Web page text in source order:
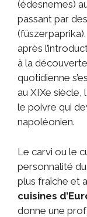
(édesnemes)
passant par
(füszerpaprika).
après
à la
quotidienne
au XIXe siècle,
le poivre qui
napoléonien.
Le carvi ou le
personnalité
plus fraîche et
cuisines
donne une